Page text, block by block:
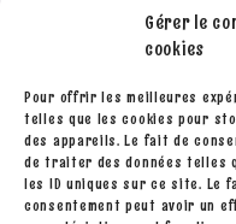
Gérer le
cookies
Pour offrir les meilleures
telles que les cookies pour
des appareils. Le fait de
de traiter des données telles
les ID uniques sur ce site. Le
consentement peut avoir un
Grigris - Déco
Mini gourou « Je